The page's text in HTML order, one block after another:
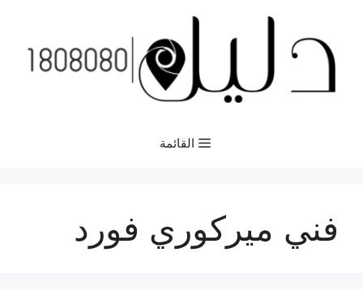
المحتوى
القائمة
فني ميركوري فورد